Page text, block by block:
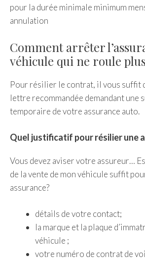
pour la durée minimale minimum
annulation
Comment arrêter
véhicule qui ne roule
Pour résilier le contrat, il vous suffit
lettre recommandée demandant une
temporaire de votre assurance auto.
Quel justificatif pour résilier une
Vous devez aviser votre assureur…
de la vente de mon véhicule suffit
assurance?
détails de votre contact;
la marque et la plaque
véhicule ;
votre numéro de contrat de